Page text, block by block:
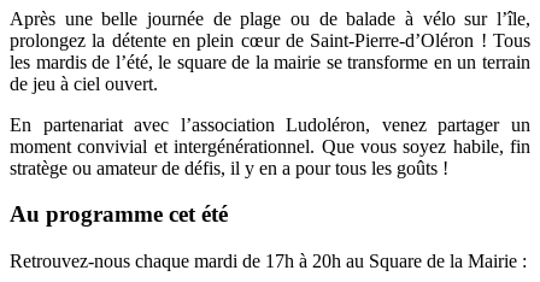
Après une belle journée de plage ou de balade à vélo sur l’île,
prolongez la détente en plein cœur de Saint-Pierre-d’Oléron ! Tous
les mardis de l’été, le square de la mairie se transforme en un terrain
de jeu à ciel ouvert.
En partenariat avec l’association Ludoléron, venez partager un
moment convivial et intergénérationnel. Que vous soyez habile, fin
stratège ou amateur de défis, il y en a pour tous les goûts !
Au programme cet été
Retrouvez-nous chaque mardi de 17h à 20h au Square de la Mairie :